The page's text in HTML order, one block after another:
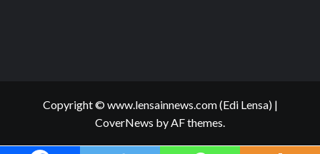
Copyright © www.lensainnews.com (Edi Lensa) |
CoverNews by AF themes.